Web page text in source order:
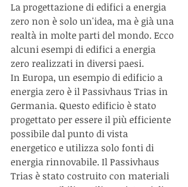
La progettazione di edifici a energia
zero non è solo un'idea, ma è già una
realtà in molte parti del mondo. Ecco
alcuni esempi di edifici a energia
zero realizzati in diversi paesi.
In Europa, un esempio di edificio a
energia zero è il Passivhaus Trias in
Germania. Questo edificio è stato
progettato per essere il più efficiente
possibile dal punto di vista
energetico e utilizza solo fonti di
energia rinnovabile. Il Passivhaus
Trias è stato costruito con materiali